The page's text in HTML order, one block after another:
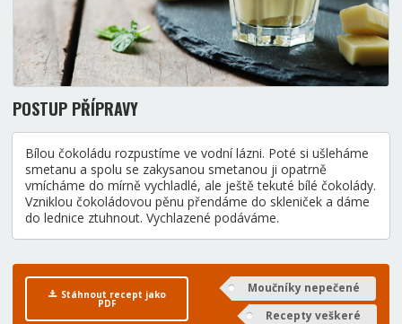
POSTUP PŘÍPRAVY
Bílou čokoládu rozpustíme ve vodní lázni. Poté si ušleháme
smetanu a spolu se zakysanou smetanou ji opatrně
vmícháme do mírně vychladlé, ale ještě tekuté bílé čokolády.
Vzniklou čokoládovou pěnu přendáme do skleniček a dáme
do lednice ztuhnout. Vychlazené podáváme.
Stáhnout recept jako
PDF
Moučníky nepečené
Recepty veškeré